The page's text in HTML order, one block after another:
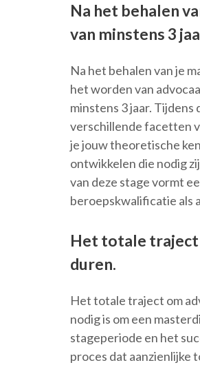
Na het behalen
van minstens 3
Na het behalen van je
het worden van
minstens 3 jaar.
verschillende facetten
je jouw theoretische
ontwikkelen die nodig
van deze stage vormt
beroepskwalificatie als
Het totale traject
duren.
Het totale traject om
nodig is om een
stageperiode en het
proces dat aanzienlijke